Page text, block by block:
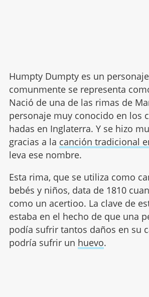
Humpty Dumpty es un
comunmente se representa
Nació de una de las rimas de
personaje muy conocido en los
hadas en Inglaterra. Y se hizo
gracias a la canción tradicional
leva ese nombre.
Esta rima, que se utiliza como
bebés y niños, data de 1810
como un acertioo. La clave de
estaba en el hecho de que una
podía sufrir tantos daños en su
podría sufrir un huevo.